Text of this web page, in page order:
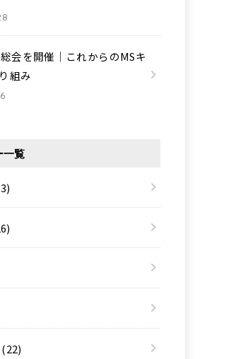
会を開催｜これからのMSキ
組み
一覧
(22)